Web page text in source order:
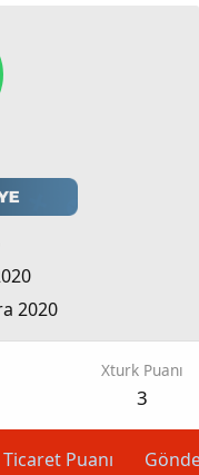
2020
Xturk Puanı
3
Ticaret Puanı